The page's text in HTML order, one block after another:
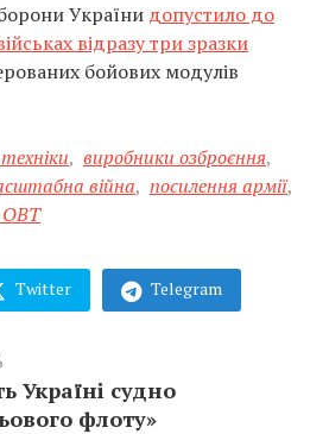
України допустило до
відразу три зразки
бойових модулів
, виробники озброєння,
війна, посилення армії,
ОВТ
Twitter Telegram
Україні судно
флоту»